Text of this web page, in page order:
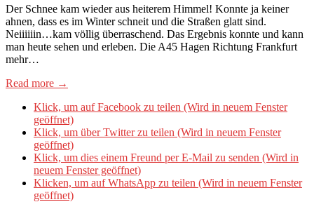
Der Schnee kam wieder aus heiterem Himmel! Konnte ja keiner
ahnen, dass es im Winter schneit und die Straßen glatt sind.
Neiiiiiin…kam völlig überraschend. Das Ergebnis konnte und kann
man heute sehen und erleben. Die A45 Hagen Richtung Frankfurt
mehr…
Read more →
Klick, um auf Facebook zu teilen (Wird in neuem Fenster
geöffnet)
Klick, um über Twitter zu teilen (Wird in neuem Fenster
geöffnet)
Klick, um dies einem Freund per E-Mail zu senden (Wird in
neuem Fenster geöffnet)
Klicken, um auf WhatsApp zu teilen (Wird in neuem Fenster
geöffnet)